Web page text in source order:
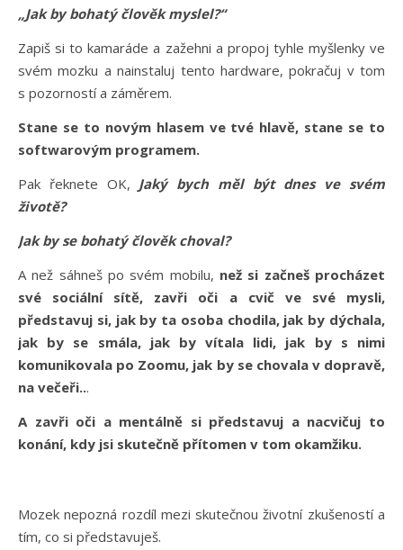
„Jak by bohatý člověk myslel?“
Zapiš si to kamaráde a zažehni a propoj tyhle myšlenky ve
svém mozku a nainstaluj tento hardware, pokračuj v tom
s pozorností a záměrem.
Stane se to novým hlasem ve tvé hlavě, stane se to
softwarovým programem.
Pak řeknete OK, Jaký bych měl být dnes ve svém
životě?
Jak by se bohatý člověk choval?
A než sáhneš po svém mobilu, než si začneš procházet
své sociální sítě, zavři oči a cvič ve své mysli,
představuj si, jak by ta osoba chodila, jak by dýchala,
jak by se smála, jak by vítala lidi, jak by s nimi
komunikovala po Zoomu, jak by se chovala v dopravě,
na večeři...
A zavři oči a mentálně si představuj a nacvičuj to
konání, kdy jsi skutečně přítomen v tom okamžiku.
Mozek nepozná rozdíl mezi skutečnou životní zkušeností a
tím, co si představuješ.